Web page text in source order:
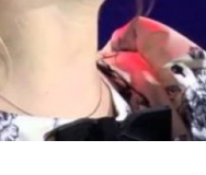
Еда и